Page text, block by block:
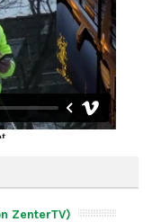
ZenterTV)